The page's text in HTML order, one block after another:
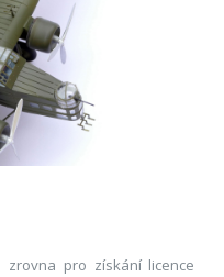
zrovna pro získání licence